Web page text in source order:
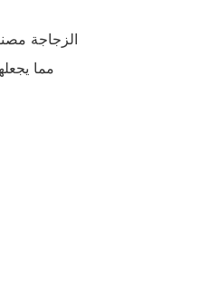
الزجاجة
مما